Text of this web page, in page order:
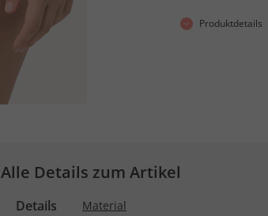
Produktdetails
Alle Details zum Artikel
Details Material